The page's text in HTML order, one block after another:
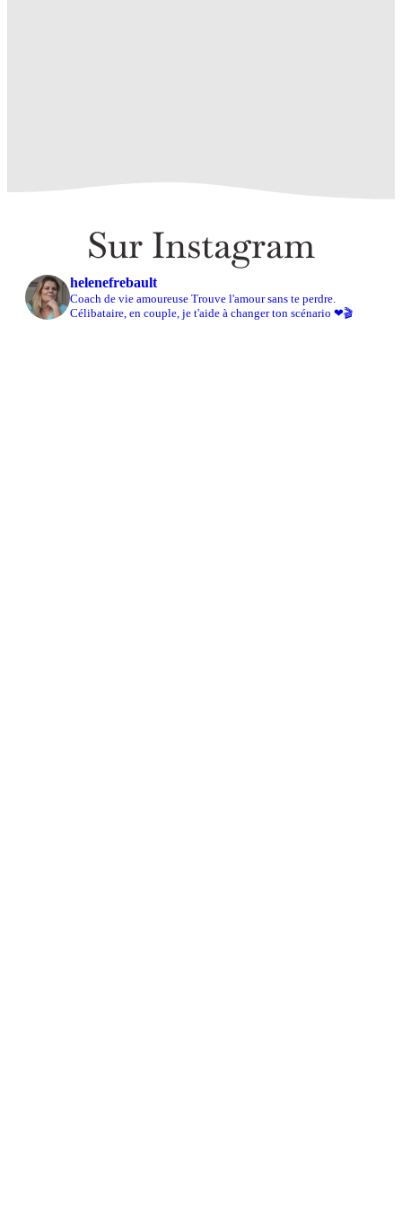
Sur Instagram
helenefrebault
Coach de vie amoureuse Trouve l'amour sans te perdre.
Célibataire, en couple, je t'aide à changer ton scénario ❤🎬